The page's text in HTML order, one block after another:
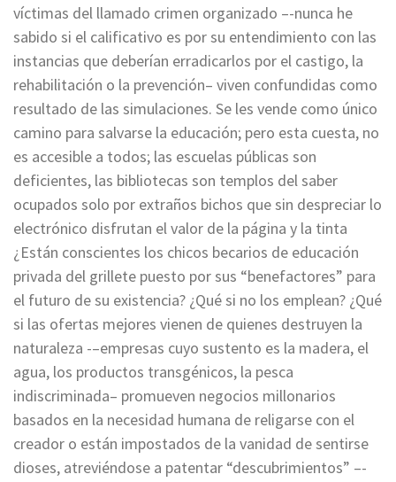
víctimas del llamado crimen organizado –-nunca he
sabido si el calificativo es por su entendimiento con las
instancias que deberían erradicarlos por el castigo, la
rehabilitación o la prevención– viven confundidas como
resultado de las simulaciones. Se les vende como único
camino para salvarse la educación; pero esta cuesta, no
es accesible a todos; las escuelas públicas son
deficientes, las bibliotecas son templos del saber
ocupados solo por extraños bichos que sin despreciar lo
electrónico disfrutan el valor de la página y la tinta
¿Están conscientes los chicos becarios de educación
privada del grillete puesto por sus “benefactores” para
el futuro de su existencia? ¿Qué si no los emplean? ¿Qué
si las ofertas mejores vienen de quienes destruyen la
naturaleza -–empresas cuyo sustento es la madera, el
agua, los productos transgénicos, la pesca
indiscriminada– promueven negocios millonarios
basados en la necesidad humana de religarse con el
creador o están impostados de la vanidad de sentirse
dioses, atreviéndose a patentar “descubrimientos” –-